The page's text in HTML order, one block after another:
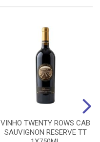
VINHO TWENTY ROWS CAB
SAUVIGNON RESERVE TT